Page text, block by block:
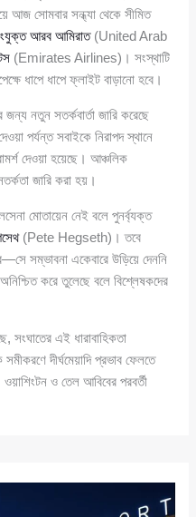
আজ সোমবার সন্ধ্যা থেকে সীমিত
আরব আমিরাত(United Arab
(Emirates Airlines)। সংস্থাটি
ধাপে ধাপে ফ্লাইট বাড়ানো হবে।
জন্য নতুন সতর্কবার্তা জারি করেছে
পর্যন্ত সবাইকে নিরাপদ স্থানে
দেওয়া হয়েছে। আঞ্চলিক
জারি করা হয়।
মোতায়েন নেই বলে পুনর্ব্যক্ত
(Pete Hegseth)। তবে
সম্ভাবনা একেবারে উড়িয়ে দেননি
করে তুলেছে বলে বিশ্লেষকদের
সংঘাতের এই ধারাবাহিকতা
দীর্ঘমেয়াদি প্রভাব ফেলতে
ও তেল আবিবের পরবর্তী